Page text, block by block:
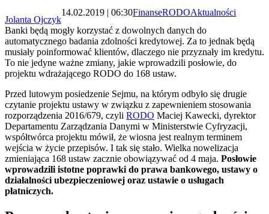
Jolanta Ojczyk
14.02.2019 | 06:30FinanseRODOAktualności
Banki będą mogły korzystać z dowolnych danych do
automatycznego badania zdolności kredytowej. Za to jednak będą
musiały poinformować klientów, dlaczego nie przyznały im kredytu.
To nie jedyne ważne zmiany, jakie wprowadzili posłowie, do
projektu wdrażającego RODO do 168 ustaw.
Przed lutowym posiedzenie Sejmu, na którym odbyło się drugie
czytanie projektu ustawy w związku z zapewnieniem stosowania
rozporządzenia 2016/679, czyli RODO Maciej Kawecki, dyrektor
Departamentu Zarządzania Danymi w Ministerstwie Cyfryzacji,
współtwórca projektu mówił, że wiosna jest realnym terminem
wejścia w życie przepisów. I tak się stało. Wielka nowelizacja
zmieniająca 168 ustaw zacznie obowiązywać od 4 maja. Posłowie
wprowadzili istotne poprawki do prawa bankowego, ustawy o
działalności ubezpieczeniowej oraz ustawie o usługach
płatniczych.